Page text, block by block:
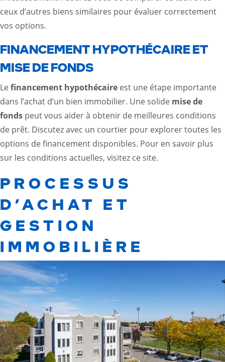
ceux d’autres biens similaires pour évaluer correctement
vos options.
FINANCEMENT HYPOTHÉCAIRE ET
MISE DE FONDS
Lefinancement hypothécaire est une étape importante
dans l’achat d’un bien immobilier. Une solide mise de
fonds peut vous aider à obtenir de meilleures conditions
de prêt. Discutez avec un courtier pour explorer toutes les
options de financement disponibles. Pour en savoir plus
sur les conditions actuelles, visitez ce site.
PROCESSUS
D’ACHAT ET
GESTION
IMMOBILIÈRE